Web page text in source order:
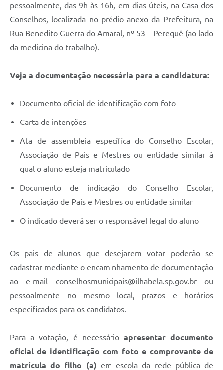
pessoalmente, das 9h às 16h, em dias úteis, na Casa dos
Conselhos, localizada no prédio anexo da Prefeitura, na
Rua Benedito Guerra do Amaral, nº 53 – Perequê (ao lado
da medicina do trabalho).
Veja a documentação necessária para a candidatura:
Documento oficial de identificação com foto
Carta de intenções
Ata de assembleia específica do Conselho Escolar,
Associação de Pais e Mestres ou entidade similar à
qual o aluno esteja matriculado
Documento de indicação do Conselho Escolar,
Associação de Pais e Mestres ou entidade similar
O indicado deverá ser o responsável legal do aluno
Os pais de alunos que desejarem votar poderão se
cadastrar mediante o encaminhamento de documentação
ao e-mail conselhosmunicipais@ilhabela.sp.gov.brou
pessoalmente no mesmo local, prazos e horários
especificados para os candidatos.
Para a votação, é necessárioapresentar documento
oficial de identificação com foto e comprovante de
matrícula do filho (a) em escola da rede pública de